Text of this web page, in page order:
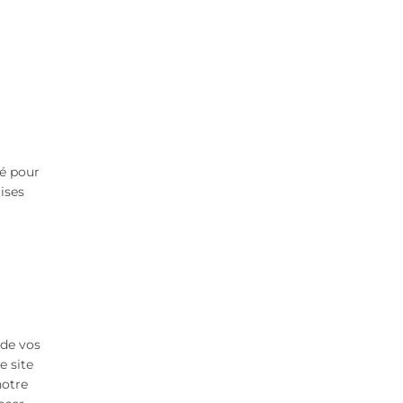
pour
vos
site